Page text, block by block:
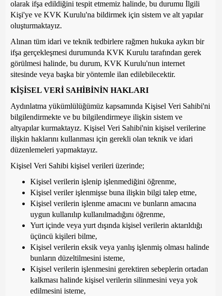
olarak ifşa edildiğini tespit etmemiz halinde, bu durumu İlgili
Kişi'ye ve KVK Kurulu'na bildirmek için sistem ve alt yapılar
oluşturmaktayız.
Alınan tüm idari ve teknik tedbirlere rağmen hukuka aykırı bir
ifşa gerçekleşmesi durumunda KVK Kurulu tarafından gerek
görülmesi halinde, bu durum, KVK Kurulu'nun internet
sitesinde veya başka bir yöntemle ilan edilebilecektir.
KİŞİSEL VERİ SAHİBİNİN HAKLARI
Aydınlatma yükümlülüğümüz kapsamında Kişisel Veri Sahibi'ni
bilgilendirmekte ve bu bilgilendirmeye ilişkin sistem ve
altyapılar kurmaktayız. Kişisel Veri Sahibi'nin kişisel verilerine
ilişkin haklarını kullanması için gerekli olan teknik ve idari
düzenlemeleri yapmaktayız.
Kişisel Veri Sahibi kişisel verileri üzerinde;
Kişisel verilerin işlenip işlenmediğini öğrenme,
Kişisel veriler işlenmişse buna ilişkin bilgi talep etme,
Kişisel verilerin işlenme amacını ve bunların amacına
uygun kullanılıp kullanılmadığını öğrenme,
Yurt içinde veya yurt dışında kişisel verilerin aktarıldığı
üçüncü kişileri bilme,
Kişisel verilerin eksik veya yanlış işlenmiş olması halinde
bunların düzeltilmesini isteme,
Kişisel verilerin işlenmesini gerektiren sebeplerin ortadan
kalkması halinde kişisel verilerin silinmesini veya yok
edilmesini isteme,